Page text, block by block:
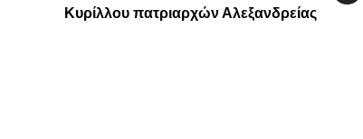
Κυρίλλου πατριαρχών Αλεξανδρείας